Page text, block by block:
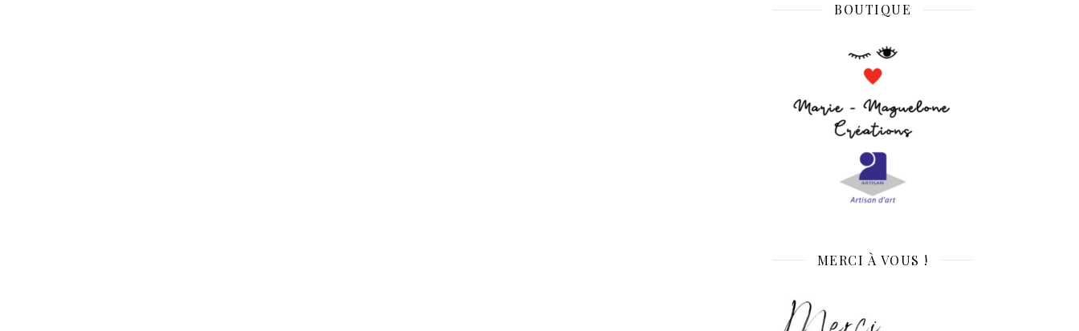
BOUTIQUE
MERCI À VOUS !